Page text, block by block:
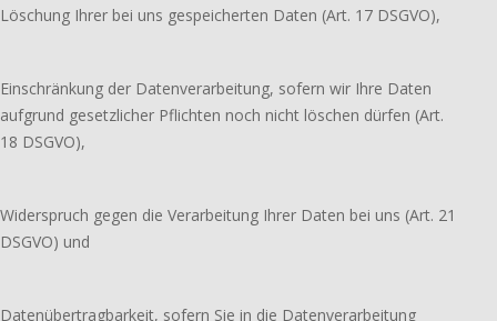
Löschung Ihrer bei uns gespeicherten Daten (Art. 17 DSGVO),
Einschränkung der Datenverarbeitung, sofern wir Ihre Daten
aufgrund gesetzlicher Pflichten noch nicht löschen dürfen (Art.
18 DSGVO),
Widerspruch gegen die Verarbeitung Ihrer Daten bei uns (Art. 21
DSGVO) und
Datenübertragbarkeit, sofern Sie in die Datenverarbeitung